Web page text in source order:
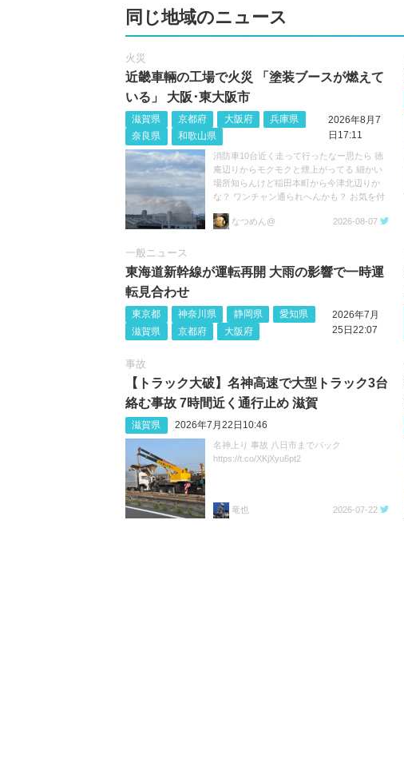
同じ地域のニュース
火災
近畿車輛の工場で火災 「塗装ブースが燃えて
いる」 大阪･東大阪市
滋賀県 京都府 大阪府
兵庫県
奈良県
和歌山県
2026年8月7
日17:11
消防車10台近く走って行ったなー思たら 徳
庵辺りからモクモクと煙上がってる 細かい
場所知らんけど稲田本町から今津北辺りか
な？ ワンチャン通られへんかも？ お気を付
なつめん@
2026-08-07
一般ニュース
東海道新幹線が運転再開 大雨の影響で一時運
転見合わせ
東京都 神奈川県 静岡県
愛知県
滋賀県
京都府 大阪府
2026年7月
25日22:07
事故
【トラック大破】名神高速で大型トラック3台
絡む事故 7時間近く通行止め 滋賀
滋賀県 2026年7月22日10:46
名神上り 事故 八日市までバック
https://t.co/XKjXyu6pt2
竜也 2026-07-22